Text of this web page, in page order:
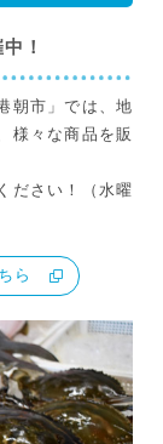
！
朝市」では、地
様々な商品を販
ださい！（水曜
ら